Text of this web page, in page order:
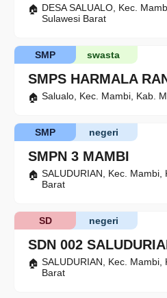
DESA SALUALO, Kec.
Sulawesi Barat
SMPS HARMALA
swasta
SMP
Salualo, Kec. Mambi, Kab.
SMPN 3 MAMBI
negeri
SMP
SALUDURIAN, Kec.
Barat
SDN 002
negeri
SD
SALUDURIAN, Kec.
Barat